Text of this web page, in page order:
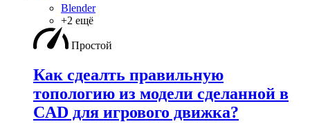
Blender
+2 ещё
Простой
Как сдеалть правильную
топологию из модели сделанной в
CAD для игрового движка?